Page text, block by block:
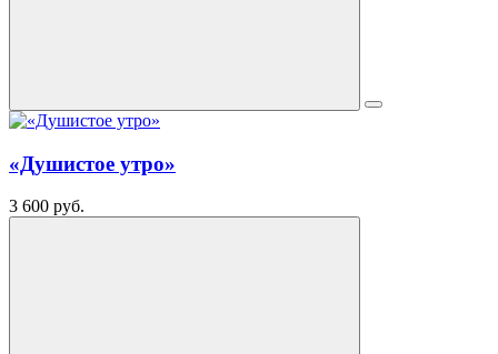
«Душистое утро»
3 600 руб.